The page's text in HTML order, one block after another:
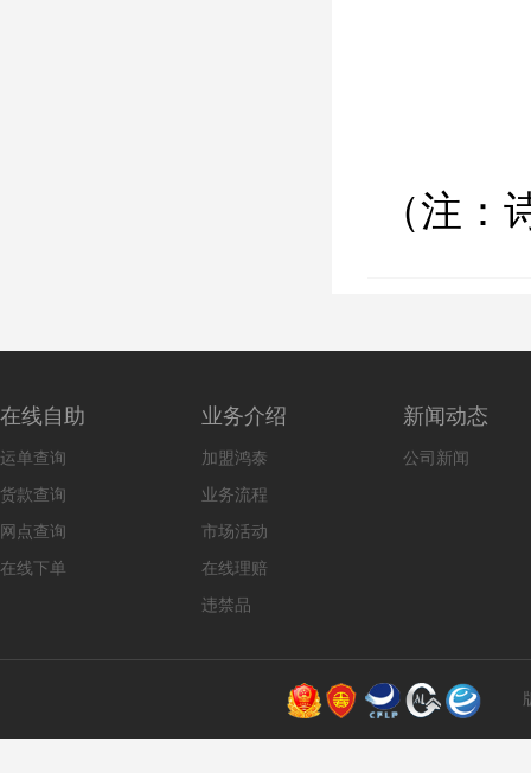
（注
在线自助
运单查询
货款查询
网点查询
在线下单
业务介绍
加盟鸿泰
业务流程
市场活动
在线理赔
违禁品
新闻动态
公司新闻